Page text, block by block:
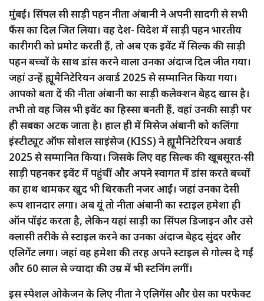
मुंबई। ​सिंपल सी साड़ी पहन नीता अंबानी ने अपनी सादगी से सभी
फैंस का दिल जित लिया। वह देश- विदेश में साड़ी पहन भारतीय
कारीगरी को प्रमोट करती हैं, तो अब एक इवेंट में सिल्क की साड़ी
पहन बच्चों के साथ डांस करने वाला उनका अंदाज दिल जीत गया।
जहां उन्हें ह्यूमैनिटेरियन अवार्ड 2025 से सम्मानित किया गया।
आपको बता दें की नीता अंबानी का साड़ी कलेक्शन बेहद खास है।
तभी तो वह जिस भी इवेंट का हिस्सा बनती हैं, वहां उनकी साड़ी पर
ही सबका अटक जाता है। हाल ही में मिसेज अंबानी को कलिंगा
इंस्टीट्यूट ऑफ सोशल साइंसेज (KISS) ने ह्यूमैनिटेरियन अवार्ड
2025 से सम्मानित किया। जिसके लिए वह सिल्क की खूबसूरत-सी
साड़ी पहनकर इवेंट में पहुंचीं और अपने स्वागत में डांस करते बच्चों
का हाथ थामकर खुद भी थिरकती नजर आईं। जहां उनका देसी
रूप शानदार लगा। अब यूं तो नीता अंबानी का स्टाइल हमेशा ही
ऑन पॉइंट करता है, लेकिन यहां साड़ी का सिंपल डिजाइन और उसे
क्लासी तरीके से स्टाइल करने का उनका अंदाज बेहद सुंदर और
एलिगेंट लगा। जहां वह हमेशा की तरह अपने स्टाइल से गोल्स दे गईं
और 60 साल से ज्यादा की उम्र में भी स्टनिंग लगीं।
इस स्पेशल ओकेजन के लिए नीता ने एलिगेंस और ग्रेस का परफेक्ट